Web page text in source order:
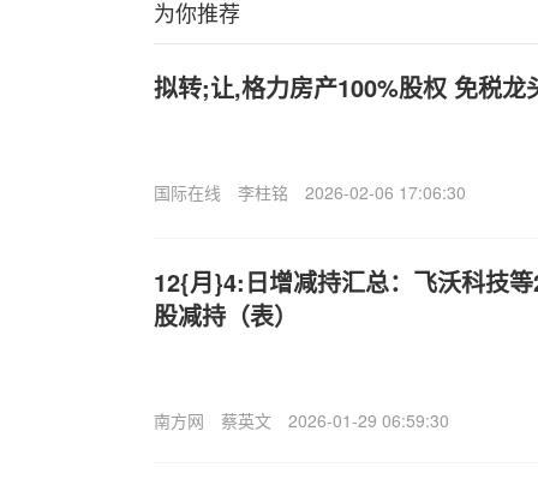
为你推荐
拟转;让,格力房产100%股权 免税龙
国际在线 李柱铭 2026-02-06 17:06:30
12{月}4:日增减持汇总：飞沃科技
股减持（表）
南方网 蔡英文 2026-01-29 06:59:30